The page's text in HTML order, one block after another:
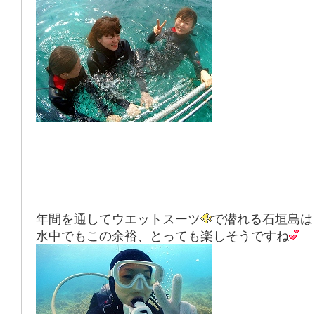
年間を通してウエットスーツ
で潜れる石垣島
水中でもこの余裕、とっても楽しそうですね